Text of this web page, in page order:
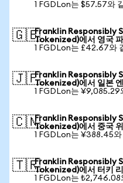
1 FGDLon는 $57.57와
🇬🇧Franklin Responsibly
Tokenized)에서 영국
1 FGDLon는 £42.67와
🇯🇵Franklin Responsibly
Tokenized)에서 일본 엔
1 FGDLon는 ¥9,085.29
🇨🇳Franklin Responsibly
Tokenized)에서 중국
1 FGDLon는 ¥388.45와
🇹🇷Franklin Responsibly
Tokenized)에서 터키
1 FGDLon는 ₺2,746.08